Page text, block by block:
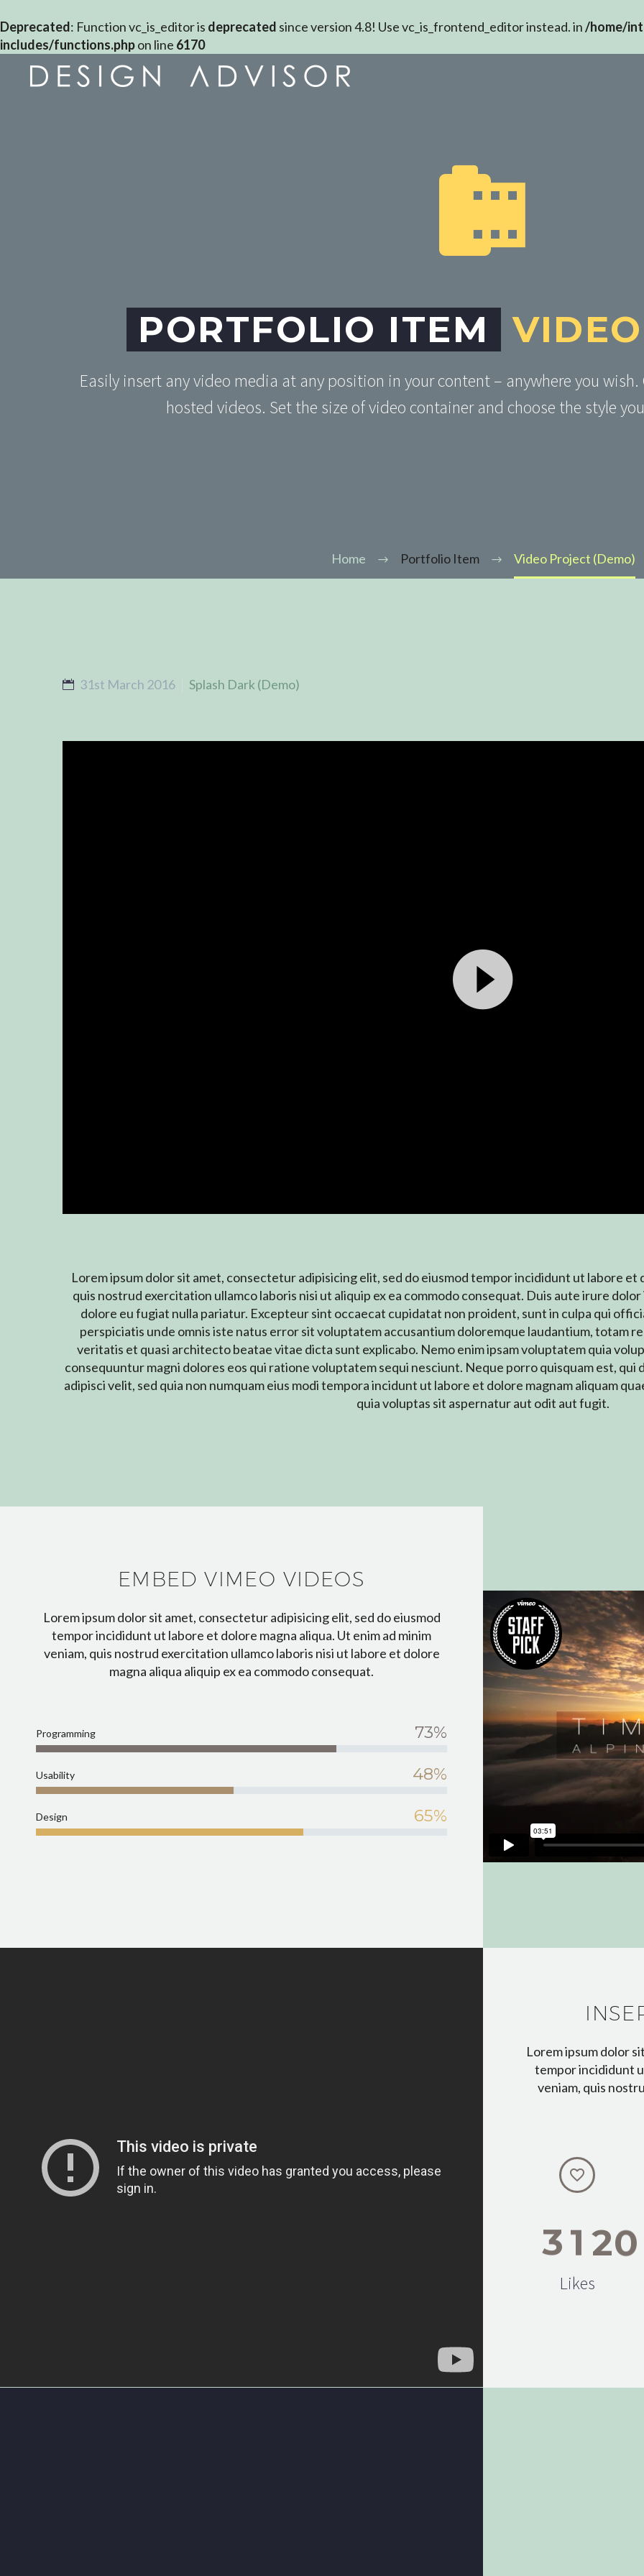
Deprecated: Function vc_is_editor is deprecated since version 4.8! Use vc_is_frontend_editor instead. in/home/
includes/functions.phpon line 6170


PORTFOLIO ITEM
Easily insert any video media at any position in your content – anywhere you
hosted videos. Set the size of video container and choose the style
Home Portfolio Item Video Project (Demo)
31st March 2016 Splash Dark (Demo)
Lorem ipsum dolor sit amet, consectetur adipisicing elit, sed do eiusmod tempor incididunt ut labore et
quis nostrud exercitation ullamco laboris nisi ut aliquip ex ea commodo consequat. Duis aute irure
dolore eu fugiat nulla pariatur. Excepteur sint occaecat cupidatat non proident, sunt in culpa qui
perspiciatis unde omnis iste natus error sit voluptatem accusantium doloremque laudantium, totam
veritatis et quasi architecto beatae vitae dicta sunt explicabo. Nemo enim ipsam voluptatem quia
consequuntur magni dolores eos qui ratione voluptatem sequi nesciunt. Neque porro quisquam est,
adipisci velit, sed quia non numquam eius modi tempora incidunt ut labore et dolore magnam aliquam
quia voluptas sit aspernatur aut odit aut fugit.
EMBED VIMEO VIDEOS
Lorem ipsum dolor sit amet, consectetur adipisicing elit, sed do eiusmod
tempor incididunt ut labore et dolore magna aliqua. Ut enim ad minim
veniam, quis nostrud exercitation ullamco laboris nisi ut labore et dolore
magna aliqua aliquip ex ea commodo consequat.
Programming 73%
Usability 48%
Design 65%
Lorem ipsum dolor
tempor incididunt
veniam, quis


31 20
Likes